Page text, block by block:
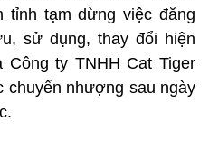
tỉnh tạm dừng việc đăng
sử dụng, thay đổi hiện
ty TNHH Cat Tiger
chuyển nhượng sau ngày